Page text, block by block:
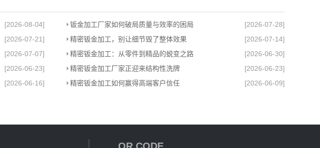
[2026-08-04] 钣金加工厂家如何破局质量与效率的困局
[2026-07-28]
[2026-07-21] 精密钣金加工，别让细节毁了整体效果
[2026-07-14]
[2026-07-07] 精密钣金加工：从零件到精品的蜕变之路
[2026-06-30]
[2026-06-23] 精密钣金加工厂家正迎来结构性洗牌
[2026-06-23]
[2026-06-16] 精密钣金加工如何赢得高端客户信任 [2026-06-09]